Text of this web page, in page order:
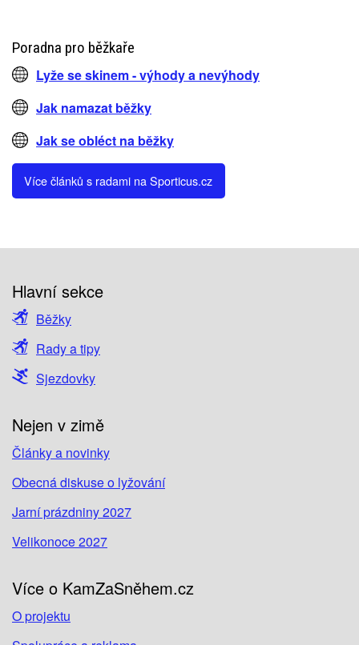
Poradna pro běžkaře
Lyže se skinem - výhody a nevýhody
Jak namazat běžky
Jak se obléct na běžky
Více článků s radami na Sporticus.cz
Hlavní sekce
Běžky
Rady a tipy
Sjezdovky
Nejen v zimě
Články a novinky
Obecná diskuse o lyžování
Jarní prázdniny 2027
Velikonoce 2027
Více o KamZaSněhem.cz
O projektu